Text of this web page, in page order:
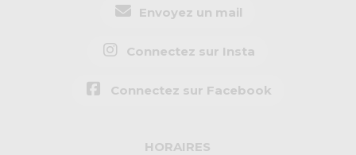
Envoyez un mail
Connectez sur Insta
Connectez sur Facebook
HORAIRES